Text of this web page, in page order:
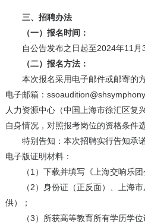
三、招聘办法
（一）报名时间：
自公告发布之日起至2024年11月
（二）报名方法：
本次报名采用电子邮件或邮寄的
电子邮箱：
人力资源中心（中国上海市徐汇区复
自身情况，对照报考岗位的资格条件
特别告知：本次招聘实行告知承
电子版证明材料：
（1）下载并填写《上海交响乐团
（2）身份证（正反面）、上海市
供）；
（3）所获高等教育所有学历学位